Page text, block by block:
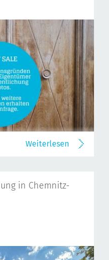
Weiterlesen
in Chemnitz-